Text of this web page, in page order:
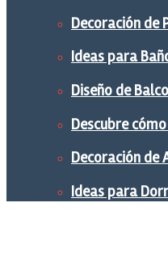
Decoración de
Ideas para
Diseño de
Descubre
Decoración de
Ideas para